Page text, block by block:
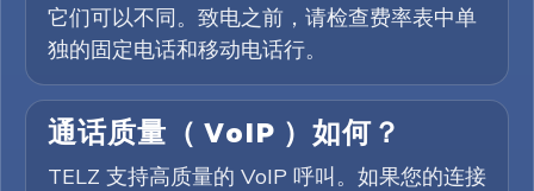
它们可以不同。致电之前，请检查费率表中单
独的固定电话和移动电话行。
通话质量（ VoIP ）如何？
TELZ 支持高质量的 VoIP 呼叫。如果您的连接